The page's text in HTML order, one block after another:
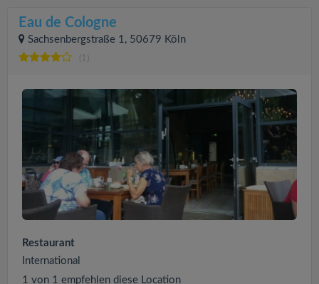
Eau de Cologne
Sachsenbergstraße 1, 50679 Köln
Restaurant
International
1 von 1 empfehlen diese Location